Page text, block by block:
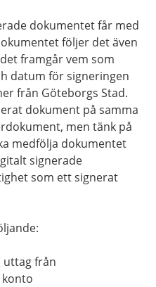
dokumentet får med
följer det även
framgår vem som
datum för signeringen
från Göteborgs Stad.
dokument på samma
men tänk på
medfölja dokumentet
signerade
som ett signerat
uttag från